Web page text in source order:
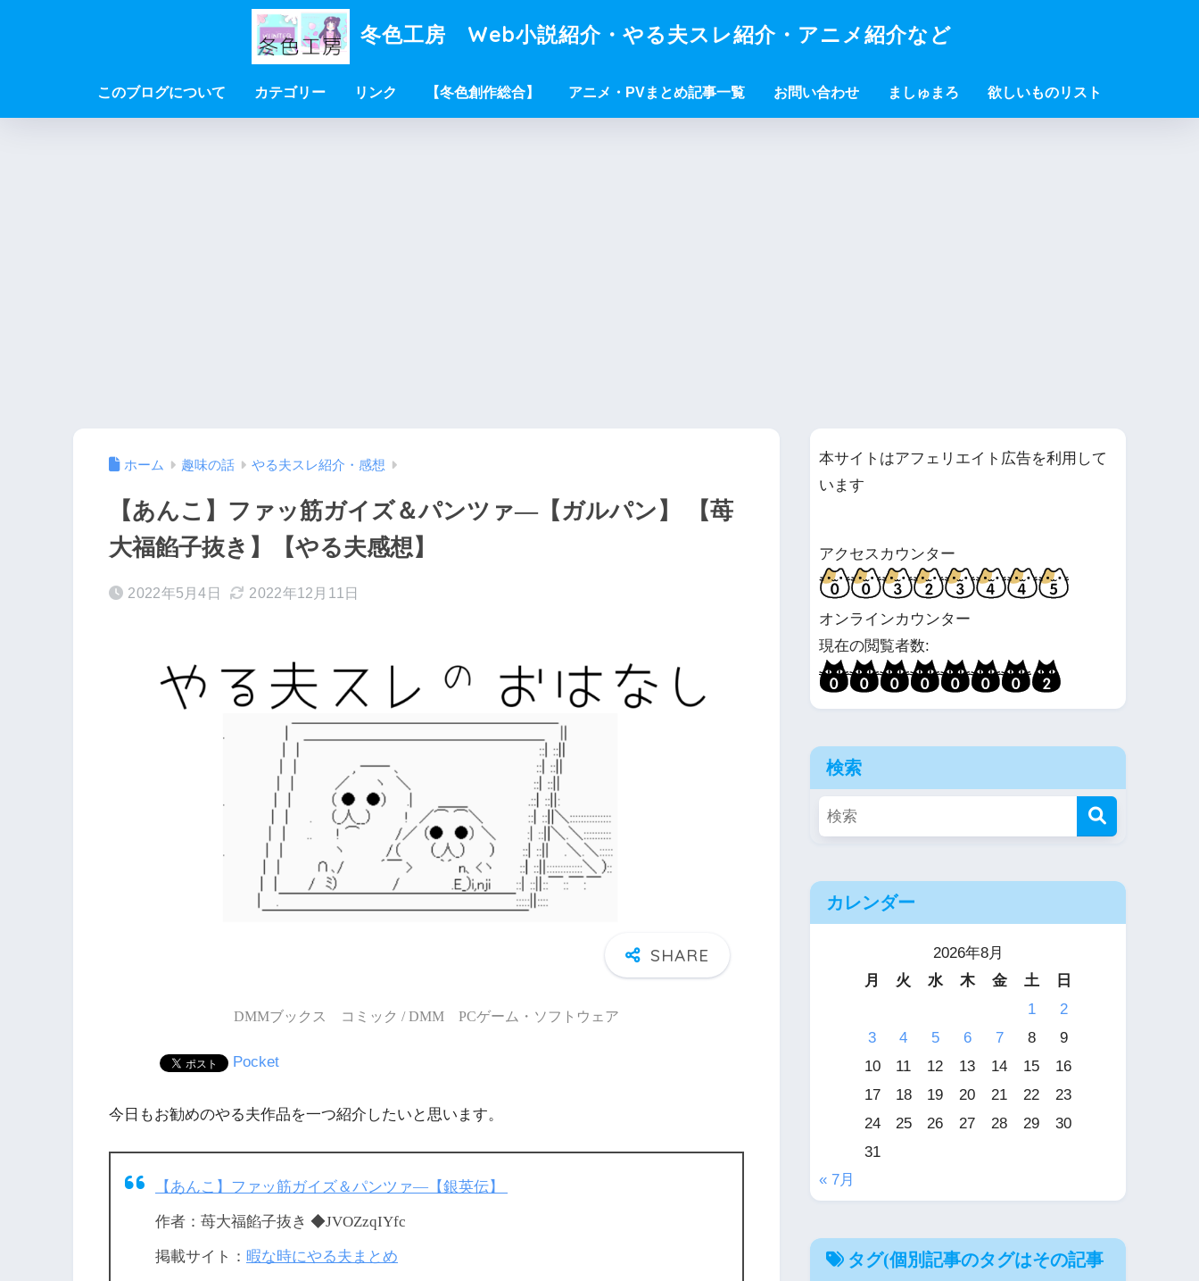
冬色工房 Web小説紹介・やる夫スレ紹介・アニメ紹介など
このブログについて カテゴリー リンク 【冬色創作総合】 アニメ・PVまとめ記事一覧 お問い合わせ ましゅまろ 欲しいものリスト
ホーム 趣味の話 やる夫スレ紹介・感想
【あんこ】ファッ筋ガイズ＆パンツァ―【ガルパン】 【苺
大福餡子抜き】【やる夫感想】
2022年5月4日 2022年12月11日
DMMブックス コミック / DMM PCゲーム・ソフトウェア
Pocket
今日もお勧めのやる夫作品を一つ紹介したいと思います。
【あんこ】ファッ筋ガイズ＆パンツァ―【銀英伝】
作者：苺大福餡子抜き ◆JVOZzqIYfc
掲載サイト： 暇な時にやる夫まとめ
本サイトはアフェリエイト広告を利用して
います
アクセスカウンター
オンラインカウンター
現在の閲覧者数:
検索
カレンダー
2026年8月
月
火 水 木 金 土
日
1
2
3
4 5 6 7 8
9
10
11 12 13 14 15
16
17
18 19 20 21 22
23
24
25 26 27 28 29
30
31
« 7月
タグ(個別記事のタグはその記事